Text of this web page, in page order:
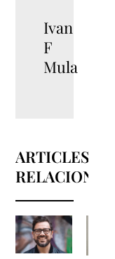
Ivan
F
Mula
ARTICLES
RELACIONATS